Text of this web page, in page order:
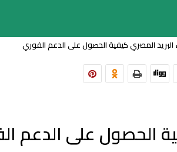
المصري كيفية الحصول على الدعم الفوري
الحصول على الدعم